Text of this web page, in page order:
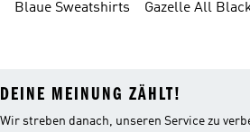
Blaue Sweatshirts Gazelle All
DEINE MEINUNG ZÄHLT!
Wir streben danach, unseren Service zu